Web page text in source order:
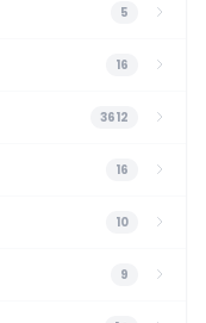
5
16
3612
16
10
9